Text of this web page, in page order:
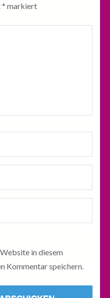
* markiert
in diesem
Kommentar speichern.